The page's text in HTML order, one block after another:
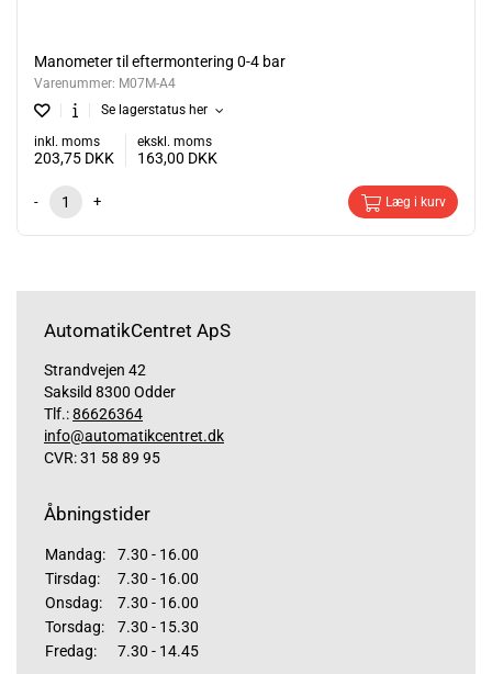
Manometer til eftermontering 0-4 bar
Varenummer: M07M-A4
Se lagerstatus her
inkl. moms
203,75 DKK
ekskl. moms
163,00 DKK
- + Læg i kurv
AutomatikCentret ApS
Strandvejen 42
Saksild 8300 Odder
Tlf.:86626364
info@automatikcentret.dk
CVR: 31 58 89 95
Åbningstider
Mandag:
7.30 - 16.00
Tirsdag:
7.30 - 16.00
Onsdag:
7.30 - 16.00
Torsdag:
7.30 - 15.30
Fredag:
7.30 - 14.45